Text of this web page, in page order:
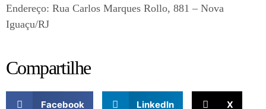
Endereço: Rua Carlos Marques Rollo, 881 – Nova
Iguaçu/RJ
Compartilhe
Facebook LinkedIn X